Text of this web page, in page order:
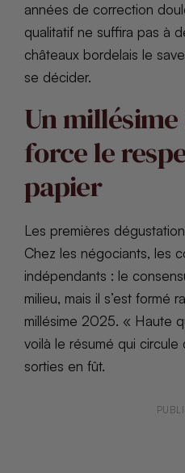
années de correction
qualitatif ne suffira pas à
châteaux bordelais le
se décider.
Un
force le
papier
Les premières
Chez les négociants, les
indépendants : le
milieu, mais il s’est formé
millésime 2025. « Haute
voilà le résumé qui circule
sorties en fût.